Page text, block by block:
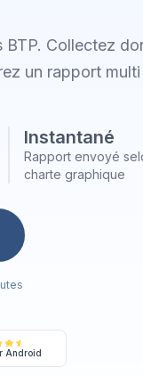
Collectez
un rapport multi
Instantané
Rapport envoyé
charte graphique
Android